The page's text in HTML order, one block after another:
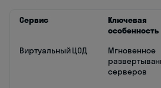
Сервис
Ключевая
особенность
Виртуальный ЦОД
Мгновенное
серверов